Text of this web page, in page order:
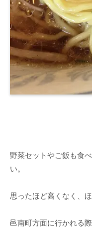
野菜セットやご飯も食
い。
思ったほど高くなく、
邑南町方面に行かれる